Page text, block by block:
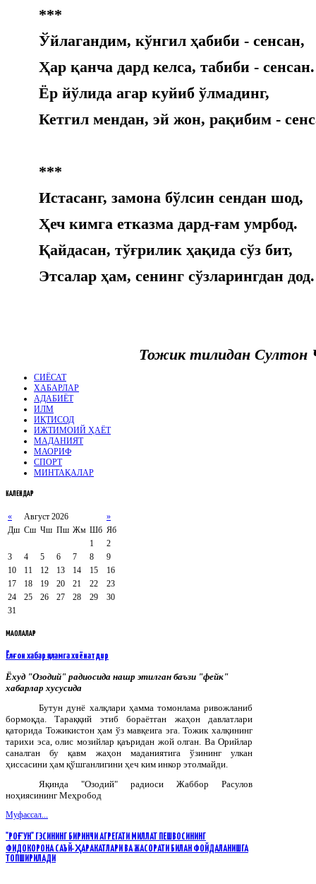
***
Ўйлагандим, кўнгил ҳабиби - сенсан,
Ҳар қанча дард келса, табиби - сенсан.
Ёр йўлида агар куйиб ўлмадинг,
Кетгил мендан, эй жон, рақибим -
***
Истасанг, замона бўлсин сендан шод,
Ҳеч кимга етказма дард-ғам умрбод.
Қайдасан, тўғрилик ҳақида сўз бит,
Этсалар ҳам, сенинг сўзларингдан дод.
Тожик тилидан Султон
СИЁСАТ
ХАБАРЛАР
АДАБИЁТ
ИЛМ
ИҚТИСОД
ИЖТИМОИЙ ҲАЁТ
МАДАНИЯТ
МАОРИФ
СПОРТ
МИНТАҚАЛАР
КАЛЕНДАР
« Август 2026
»
Дш Сш Чш Пш Жм Шб Яб
1
2
3
4 5 6 7 8
9
10
11 12 13 14 15
16
17
18 19 20 21 22
23
24
25 26 27 28 29
30
31
МАҚОЛАЛАР
Ёлғон хабар қаламга хиёнатдир
Ёхуд "Озодий" радиосида нашр этилган баъзи "фейк"
хабарлар хусусида
Бутун дунё халқлари ҳамма томонлама ривожланиб
бормоқда. Тараққий этиб бораётган жаҳон давлатлари
қаторида Тожикистон ҳам ўз мавқеига эга. Тожик халқининг
тарихи эса, олис мозийлар қаъридан жой олган. Ва Орийлар
саналган бу қавм жаҳон маданиятига ўзининг улкан
ҳиссасини ҳам қўшганлигини ҳеч ким инкор этолмайди.
Яқинда "Озодий" радиоси Жаббор Расулов
ноҳиясининг Меҳробод
Муфассал...
"РОҒУН" ГЭСИНИНГ БИРИНЧИ АГРЕГАТИ МИЛЛАТ ПЕШВОСИНИНГ
ФИДОКОРОНА САЪЙ-ҲАРАКАТЛАРИ ВА ЖАСОРАТИ БИЛАН ФОЙДАЛАНИШГА
ТОПШИРИЛАДИ